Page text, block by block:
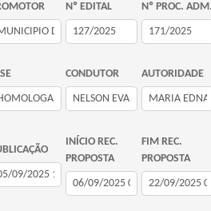
Nº EDITAL Nº PROC.
CONDUTOR AUTORIDADE
INÍCIO REC.
PROPOSTA
FIM REC.
PROPOSTA